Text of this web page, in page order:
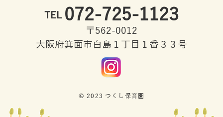
TEL 072-725-1123
〒562-0012
大阪府箕面市白島１丁目１番３３号
© 2023 つくし保育園